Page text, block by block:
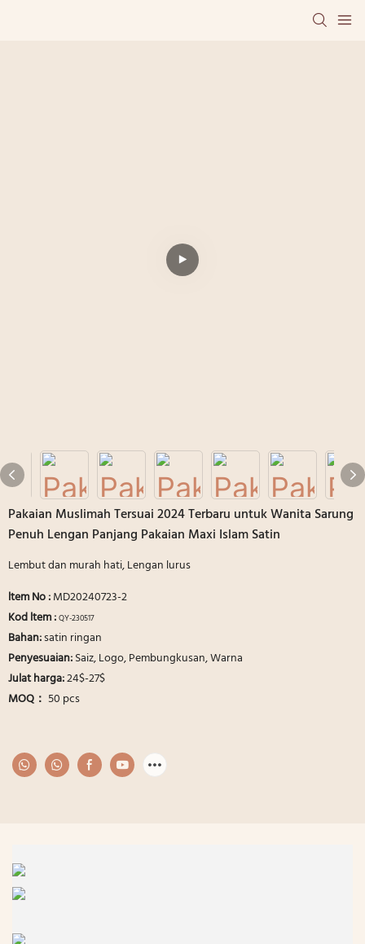
Pakaian Muslimah Tersuai 2024 Terbaru untuk Wanita Sarung
Penuh Lengan Panjang Pakaian Maxi Islam Satin
Lembut dan murah hati, Lengan lurus
ltem No:MD20240723-2
Kod ltem :QY-230517
Bahan:satin ringan
Penyesuaian:Saiz, Logo, Pembungkusan, Warna
Julat harga:24$-27$
MOQ： 50 pcs